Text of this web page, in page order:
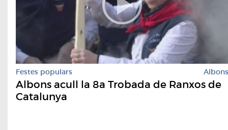
Festes populars Albons
Albons acull la 8a Trobada de Ranxos de
Catalunya